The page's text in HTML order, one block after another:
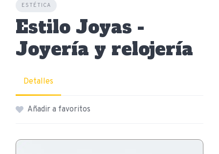
ESTÉTICA
Estilo Joyas -
Joyería y relojería
Detalles
Añadir a favoritos